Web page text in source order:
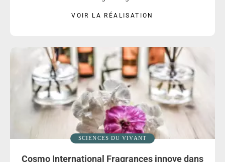
VOIR LA RÉALISATION
SCIENCES DU VIVANT
Cosmo International Fragrances innove dans